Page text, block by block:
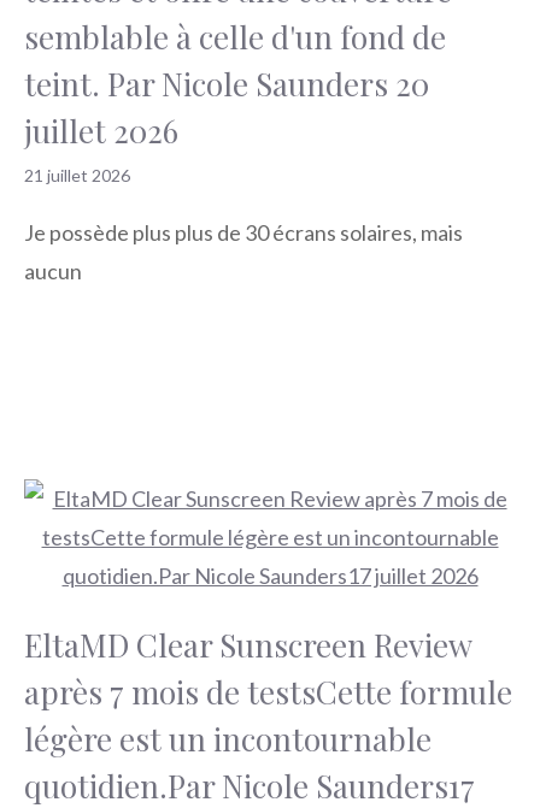
semblable à celle d'un fond de
teint. Par Nicole Saunders 20
juillet 2026
21 juillet 2026
Je possède plus plus de 30 écrans solaires, mais
aucun
EltaMD Clear Sunscreen Review
après 7 mois de testsCette formule
légère est un incontournable
quotidien.Par Nicole Saunders17